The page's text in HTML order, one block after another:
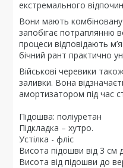
екстремального
Вони мають комбіновану
запобігає потраплянню
процеси відповідають
бічний рант практично
Військові черевики
заливки. Вона
амортизатором під час
Підошва: поліуретан
Підкладка – хутро.
Устілка - фліс
Висота підошви від 3 см
Висота від підошви до